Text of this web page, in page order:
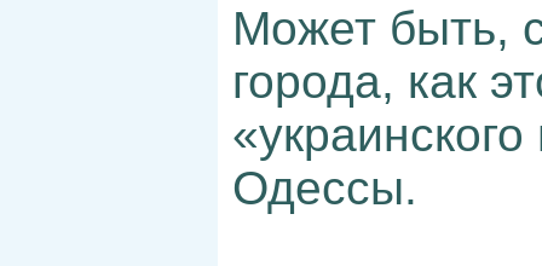
Может быть,
города, как
Одессы.